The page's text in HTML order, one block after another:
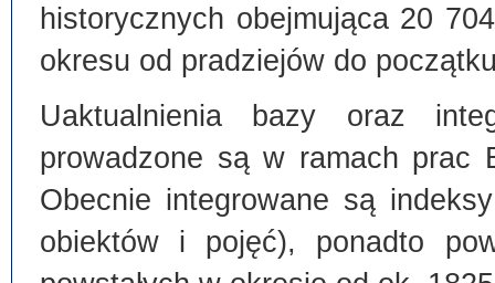
historycznych obejmująca 20
okresu od pradziejów do
Uaktualnienia bazy oraz
prowadzone są w ramach prac
Obecnie integrowane są
obiektów i pojęć), ponadto